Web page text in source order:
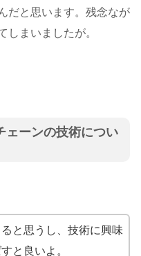
だと思います。残念なが
しまいましたが。
ェーンの技術につい
と思うし、技術に興味
と良いよ。